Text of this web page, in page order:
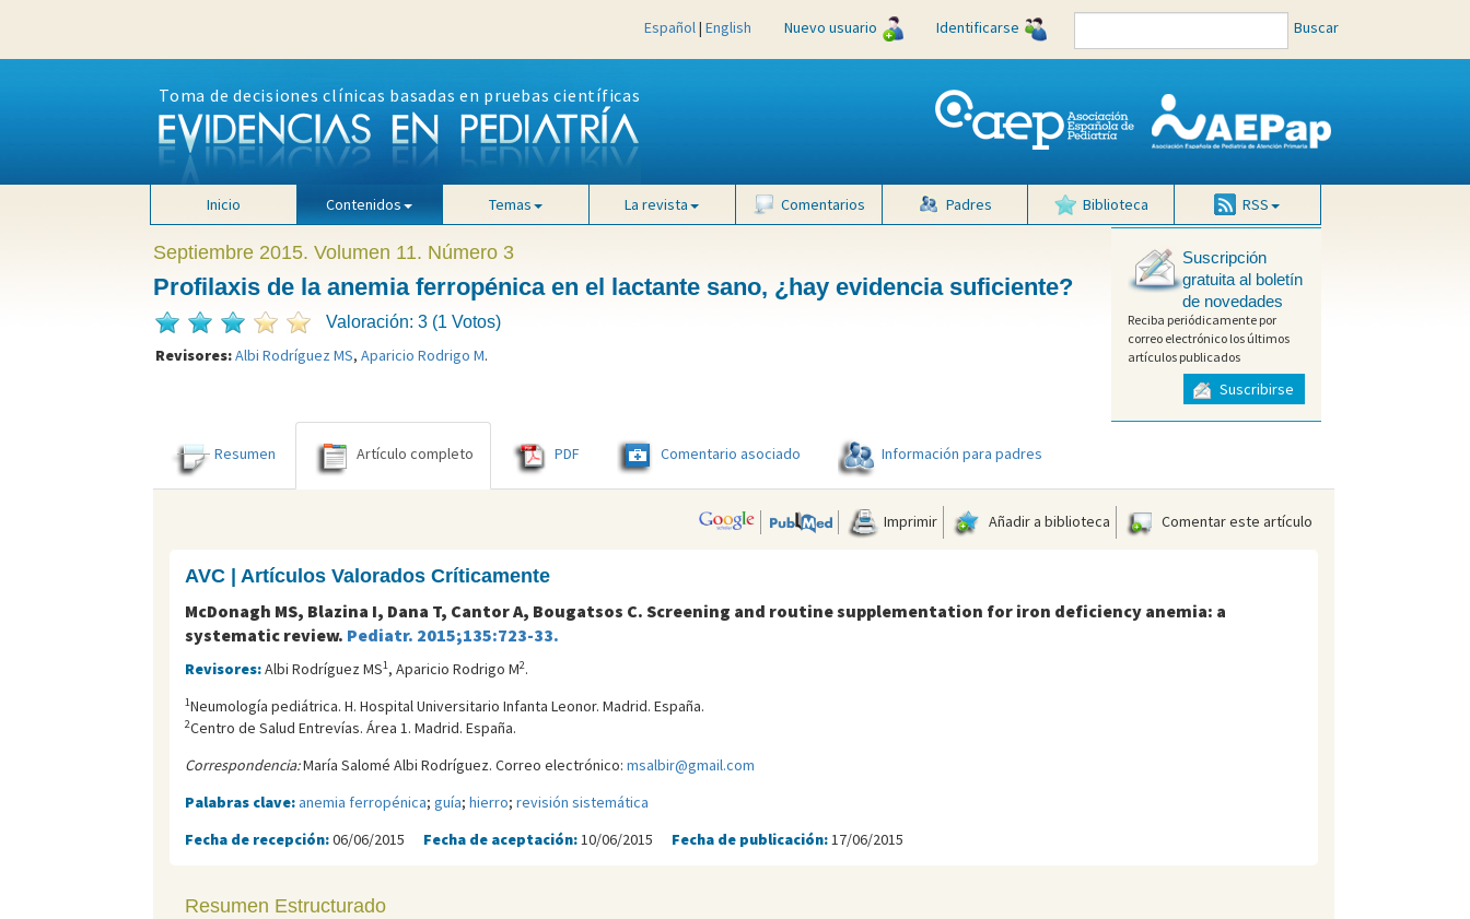
Español| English Nuevo usuario Identificarse Buscar
Toma de decisiones clínicas basadas en pruebas científicas
Inicio Contenidos Temas La revista Comentarios Padres Biblioteca RSS
Septiembre 2015. Volumen 11. Número 3
Profilaxis de la anemia ferropénica en el lactante sano, ¿hay evidencia suficiente?
Valoración: 3 (1 Votos)
Revisores:Albi Rodríguez MS, Aparicio Rodrigo M.
Suscripción
gratuita al boletín
de novedades
Reciba periódicamente por
correo electrónico los últimos
artículos publicados
Suscribirse
Resumen Artículo completo PDF Comentario asociado Información para padres
Imprimir Añadir a biblioteca Comentar este artículo
AVC | Artículos Valorados Críticamente
McDonagh MS, Blazina I, Dana T, Cantor A, Bougatsos C. Screening and routine supplementation for iron deficiency anemia: a
systematic review. Pediatr. 2015;135:723-33.
Revisores:Albi Rodríguez MS1, Aparicio Rodrigo M2.
1Neumología pediátrica. H. Hospital Universitario Infanta Leonor. Madrid. España.
2Centro de Salud Entreví­as. Área 1. Madrid. España.
Correspondencia:María Salomé Albi Rodríguez. Correo electrónico: msalbir@gmail.com
Palabras clave:anemia ferropénica; guía; hierro; revisión sistemática
Fecha de recepción:06/06/2015 Fecha de aceptación:10/06/2015 Fecha de publicación:17/06/2015
Resumen Estructurado